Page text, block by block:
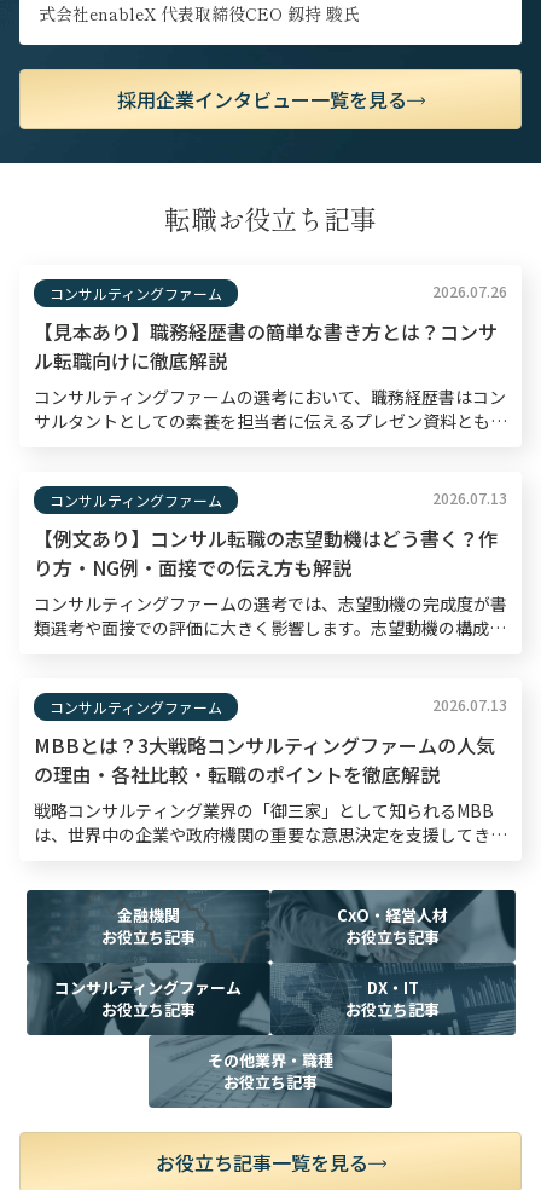
式会社enableX 代表取締役CEO 釼持 駿氏
採用企業インタビュー一覧を見る
転職お役立ち記事
コンサルティングファーム 2026.07.26
【見本あり】職務経歴書の簡単な書き方とは？コンサ
ル転職向けに徹底解説
コンサルティングファームの選考において、職務経歴書はコン
サルタントとしての素養を担当者に伝えるプレゼン資料とも言
コンサルティングファーム 2026.07.13
【例文あり】コンサル転職の志望動機はどう書く？作
り方・NG例・面接での伝え方も解説
コンサルティングファームの選考では、志望動機の完成度が書
類選考や面接での評価に大きく影響します。志望動機の構成・
コンサルティングファーム 2026.07.13
MBBとは？3大戦略コンサルティングファームの人気
の理由・各社比較・転職のポイントを徹底解説
戦略コンサルティング業界の「御三家」として知られるMBB
は、世界中の企業や政府機関の重要な意思決定を支援してき
[…]
金融機関
お役立ち記事
CxO・経営人材
お役立ち記事
コンサルティングファーム
お役立ち記事
DX・IT
お役立ち記事
その他業界・職種
お役立ち記事
お役立ち記事一覧を見る